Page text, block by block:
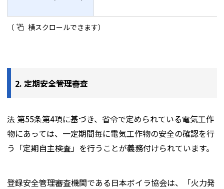
2. 定期安全管理審査
法 第55条第4項に基づき、省令で定められている電気工作
物にあっては、一定期間毎に電気工作物の安全の確認を行
う「定期自主検査」を行うことが義務付けられています。
登録安全管理審査機関である日本ボイラ協会は、「火力発